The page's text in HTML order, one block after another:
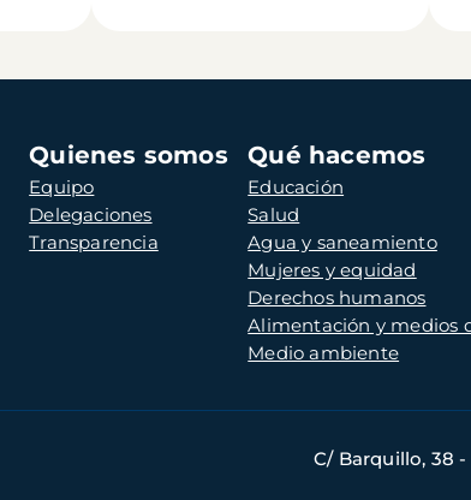
Quienes somos
Equipo
Delegaciones
Transparencia
Qué hacemos
Educación
Salud
Agua y saneamiento
Mujeres y equidad
Derechos humanos
Alimentación y medios
Medio ambiente
C/ Barquillo, 38